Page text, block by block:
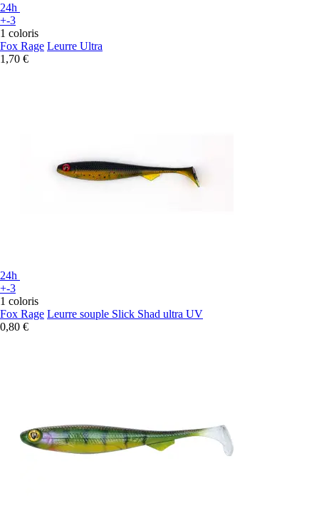
24h
+-3
1 coloris
Fox Rage Leurre Ultra
1,70 €
24h
+-3
1 coloris
Fox Rage Leurre souple Slick Shad ultra UV
0,80 €